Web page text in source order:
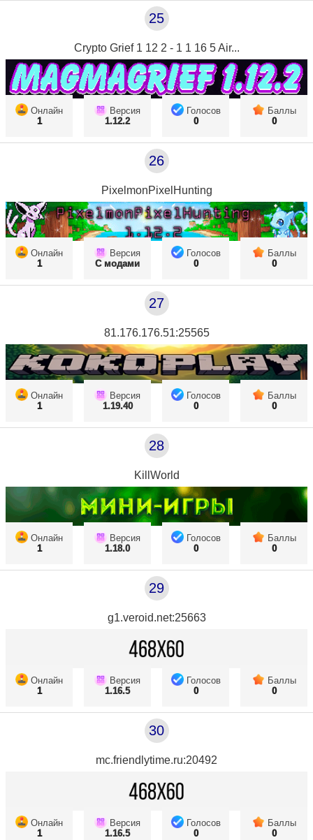
25
Crypto Grief 1 12 2 - 1 1 16 5 Air...
Онлайн
1
Версия
1.12.2
Голосов
0
Баллы
0
26
PixelmonPixelHunting
Онлайн
1
Версия
С модами
Голосов
0
Баллы
0
27
81.176.176.51:25565
Онлайн
1
Версия
1.19.40
Голосов
0
Баллы
0
28
KillWorld
Онлайн
1
Версия
1.18.0
Голосов
0
Баллы
0
29
g1.veroid.net:25663
Онлайн
1
Версия
1.16.5
Голосов
0
Баллы
0
30
mc.friendlytime.ru:20492
Онлайн
1
Версия
1.16.5
Голосов
0
Баллы
0